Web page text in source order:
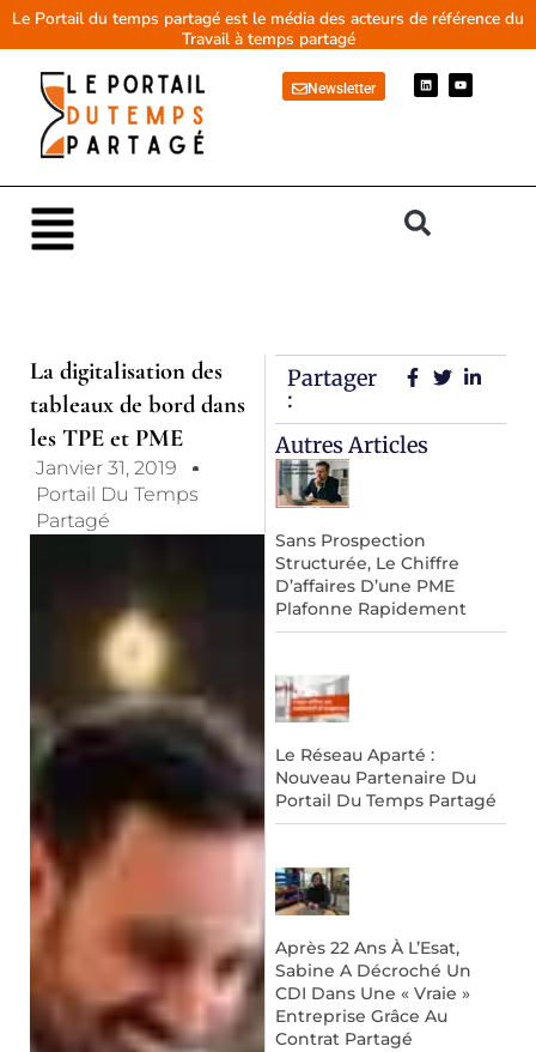
AllerLe Portail du temps partagé est le média des acteurs de référence du
Travail à temps partagé
Newsletter
L
i
n
Y
o
u
Main
Menu
La digitalisation des
tableaux de bord dans
les TPE et PME
Janvier 31, 2019
Portail Du Temps
Partagé
Partager
:
Autres Articles
Sans Prospection
Structurée, Le Chiffre
D’affaires D’une PME
Plafonne Rapidement
Le Réseau Aparté :
Nouveau Partenaire Du
Portail Du Temps Partagé
Après 22 Ans À L’Esat,
Sabine A Décroché Un
CDI Dans Une « Vraie »
Entreprise Grâce Au
Contrat Partagé